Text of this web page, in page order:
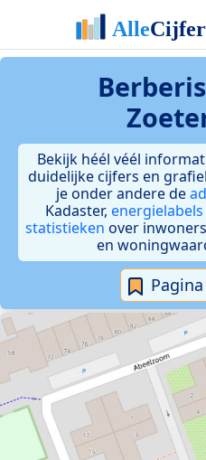
Bekijk héél véél
duidelijke cijfers en
je onder andere de
Kadaster, energielabels
statistieken over
en